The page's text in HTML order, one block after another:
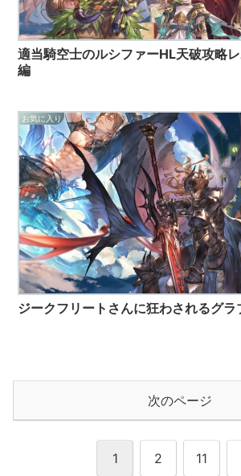
適当騎空士のルシファーHL天破攻略
編
お気に入り
ジークフリートさんに狂わされるグ
次のページ
1 2 11